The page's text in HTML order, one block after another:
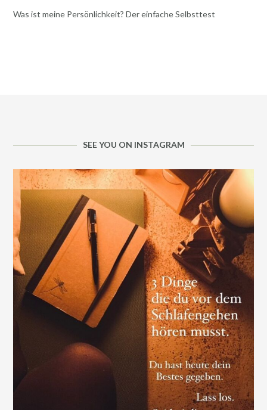
Was ist meine Persönlichkeit? Der einfache Selbsttest
SEE YOU ON INSTAGRAM